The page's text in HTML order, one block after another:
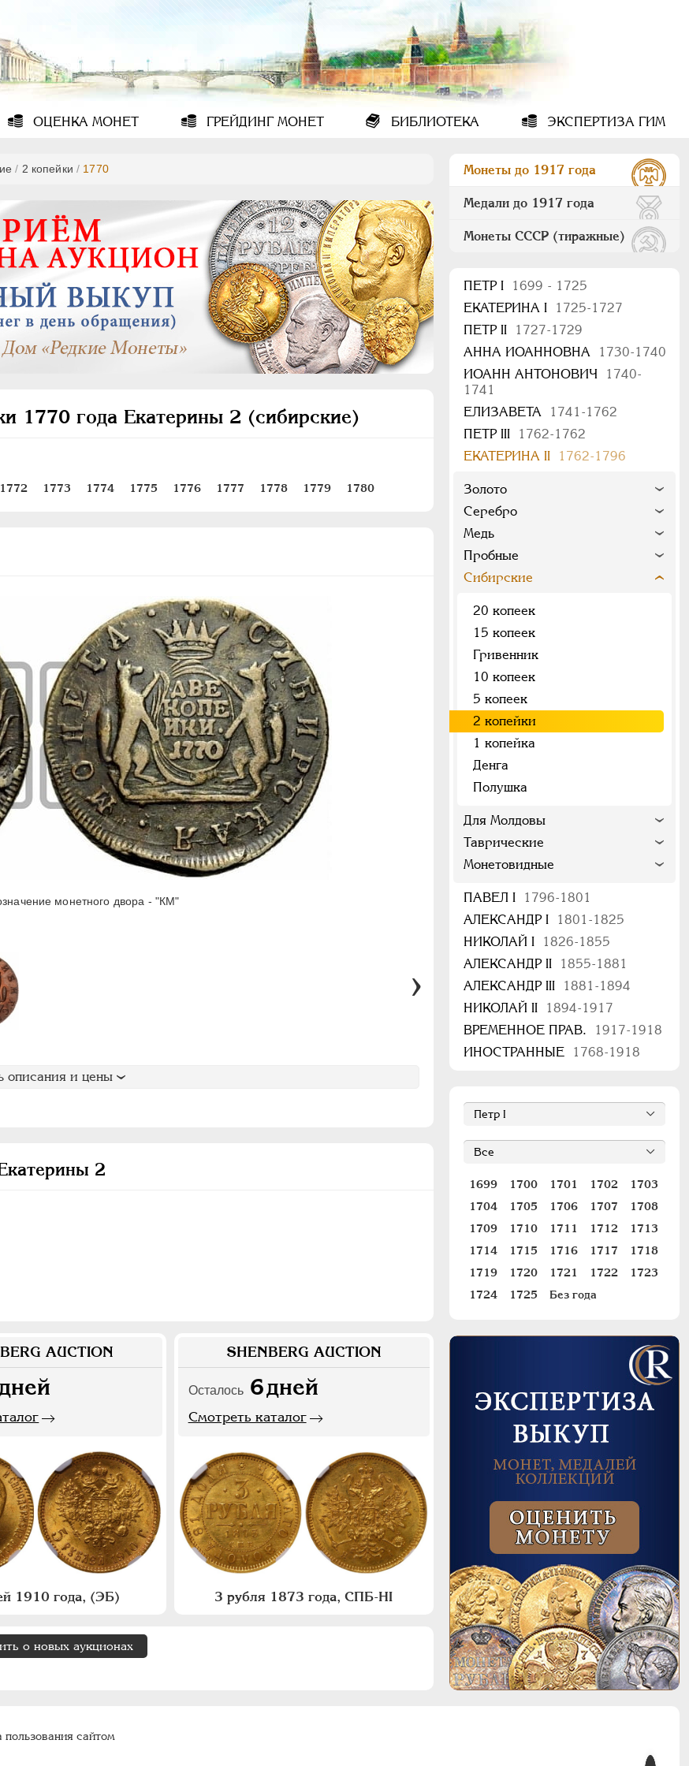
ОЦЕНКА МОНЕТ ГРЕЙДИНГМОНЕТ БИБЛИОТЕКА ЭКСПЕРТИЗА ГИМ
/ 2 копейки / 1770
1770 года Екатерины 2 (сибирские)
1772 1773 1774 1775 1776 1777 1778 1779 1780
монетного двора - "КМ"
описания и цены
2
AUCTION
дней
1910 года, (ЭБ)
SHENBERG AUCTION
Осталось 6дней
Смотреть каталог
3 рубля 1873 года, СПБ-НI
о новых аукционах
Монеты до 1917 года
Медали до 1917 года
Монеты СССР (тиражные)
ПEТР I
1699 - 1725
ЕКАТЕРИНА I
1725-1727
ПЕТР II
1727-1729
АННА ИОАННОВНА
1730-1740
ИОАНН АНТОНОВИЧ
1740-
1741
ЕЛИЗАВЕТА
1741-1762
ПЕТР III
1762-1762
ЕКАТЕРИНА II
1762-1796
Золото
Серебро
Медь
Пробные
Сибирские
20 копеек
15 копеек
Гривенник
10 копеек
5 копеек
2 копейки
1 копейка
Денга
Полушка
Для Молдовы
Таврические
Монетовидные
ПАВЕЛ I
1796-1801
АЛЕКСАНДР I
1801-1825
НИКОЛАЙ I
1826-1855
АЛЕКСАНДР II
1855-1881
АЛЕКСАНДР III
1881-1894
НИКОЛАЙ II
1894-1917
ВРЕМЕННОЕ ПРАВ.
1917-1918
ИНОСТРАННЫЕ
1768-1918
1699 1700 1701 1702
1703
1704
1705 1706 1707
1708
1709
1710 1711 1712
1713
1714
1715 1716 1717
1718
1719
1720 1721 1722
1723
1724
1725 Без года
пользования сайтом